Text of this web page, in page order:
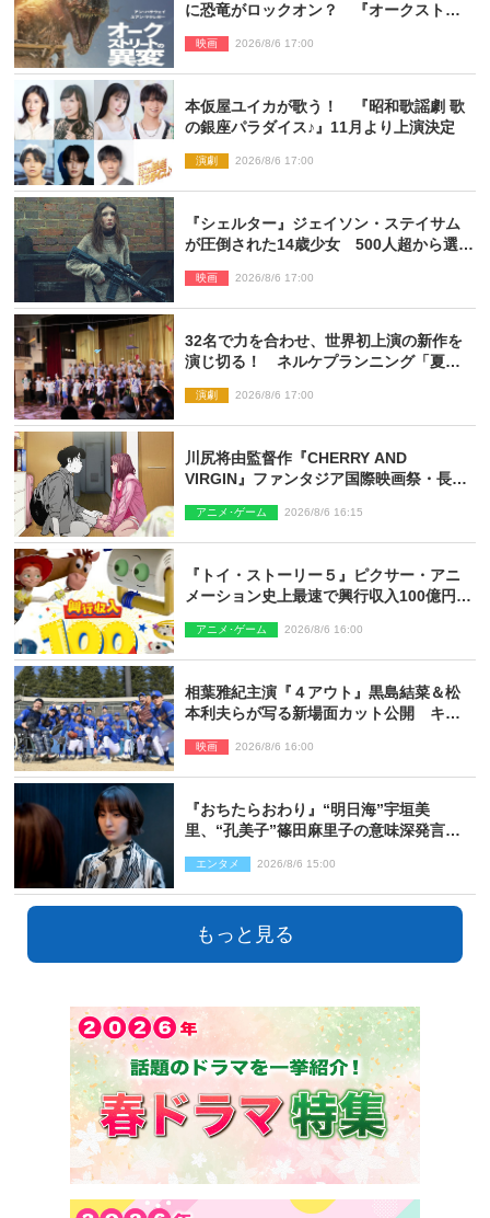
に恐竜がロックオン？ 『オークストリ
解禁
映画 2026/8/6 17:00
本仮屋ユイカが歌う！ 『昭和歌謡劇 歌
の銀座パラダイス♪』11月より上演決定
演劇 2026/8/6 17:00
『シェルター』ジェイソン・ステイサム
が圧倒された14歳少女 500人超から選出
とは
映画 2026/8/6 17:00
32名で力を合わせ、世界初上演の新作を
演じ切る！ ネルケプランニング「夏休
ト【最終日】
演劇 2026/8/6 17:00
川尻将由監督作『CHERRY AND
VIRGIN』ファンタジア国際映画祭・長編
アニメ･ゲーム 2026/8/6 16:15
『トイ・ストーリー５』ピクサー・アニ
メーション史上最速で興行収入100億円突
アニメ･ゲーム 2026/8/6 16:00
相葉雅紀主演『４アウト』黒島結菜＆松
本利夫らが写る新場面カット公開 キャ
映画 2026/8/6 16:00
『おちたらおわり』“明日海”宇垣美
里、“孔美子”篠田麻里子の意味深発言に
開」
エンタメ 2026/8/6 15:00
もっと見る